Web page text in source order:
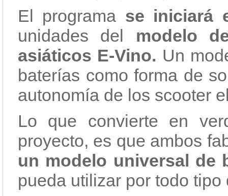
El programa se iniciará
unidades del modelo
asiáticos E-Vino. Un
baterías como forma de
autonomía de los scooter
Lo que convierte en
proyecto, es que ambos
un modelo universal de
pueda utilizar por todo